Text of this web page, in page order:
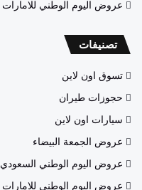
عروض اليوم الوطني للامارات
تصنيفات
تسوق اون لاين
حجوزات طيران
سيارات اون لاين
عروض الجمعة البيضاء
عروض اليوم الوطني السعودي
عروض اليوم الوطني للامارات